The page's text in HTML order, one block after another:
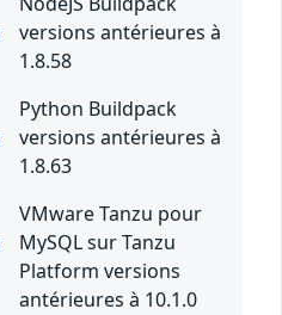
versions antérieures à
1.8.58
Python Buildpack
versions antérieures à
1.8.63
VMware Tanzu pour
MySQL sur Tanzu
Platform versions
antérieures à 10.1.0